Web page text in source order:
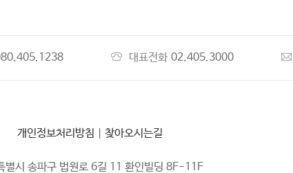
대표전화 02.405.3000
개인정보처리방침 찾아오시는길
별시 송파구 법원로 6길 11 환인빌딩 8F-11F